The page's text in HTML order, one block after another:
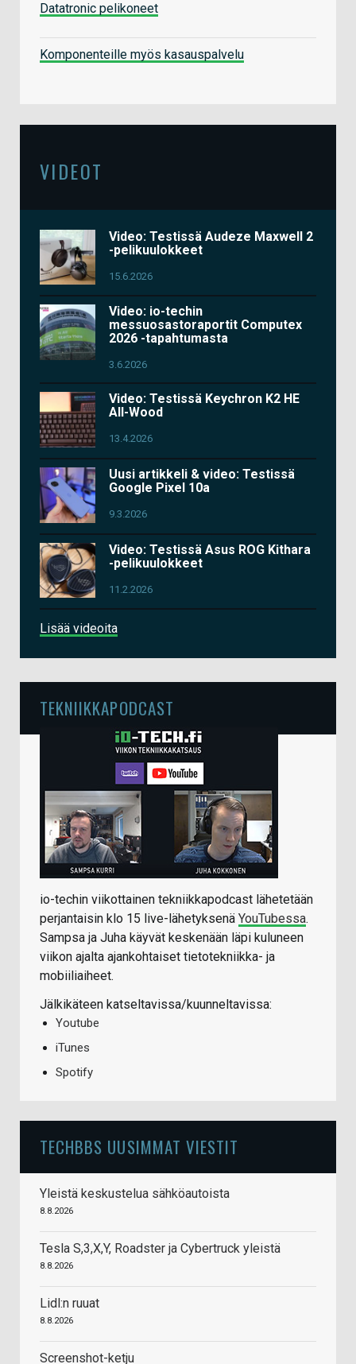
Datatronic pelikoneet
Komponenteille myös kasauspalvelu
VIDEOT
Video: Testissä Audeze Maxwell 2
-pelikuulokkeet
15.6.2026
Video: io-techin
messuosastoraportit Computex
2026 -tapahtumasta
3.6.2026
Video: Testissä Keychron K2 HE
All-Wood
13.4.2026
Uusi artikkeli & video: Testissä
Google Pixel 10a
9.3.2026
Video: Testissä Asus ROG Kithara
-pelikuulokkeet
11.2.2026
Lisää videoita
TEKNIIKKAPODCAST
io-techin viikottainen tekniikkapodcast lähetetään
perjantaisin klo 15 live-lähetyksenä YouTubessa.
Sampsa ja Juha käyvät keskenään läpi kuluneen
viikon ajalta ajankohtaiset tietotekniikka- ja
mobiiliaiheet.
Jälkikäteen katseltavissa/kuunneltavissa:
Youtube
iTunes
Spotify
TECHBBS UUSIMMAT VIESTIT
Yleistä keskustelua sähköautoista
8.8.2026
Tesla S,3,X,Y, Roadster ja Cybertruck yleistä
8.8.2026
Lidl:n ruuat
8.8.2026
Screenshot-ketju